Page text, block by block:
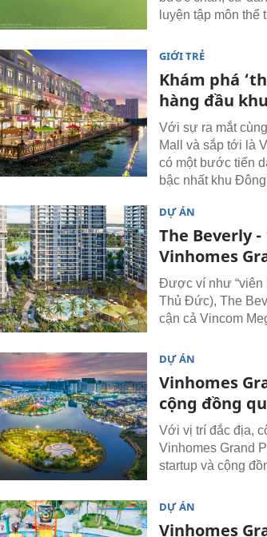
luyện tập môn
GIỚI TRẺ
Khám phá
hàng đầu
Với sự ra mắt
Mall và sắp tới là
có một bước tiến
bậc nhất khu
DỰ ÁN
The Beverly
Vinhomes
Được ví như “viên
Thủ Đức), The
cận cả Vincom
DỰ ÁN
Vinhomes
cộng đồng
Với vị trí đắc địa,
Vinhomes Grand
startup và cộng
DỰ ÁN
Vinhomes